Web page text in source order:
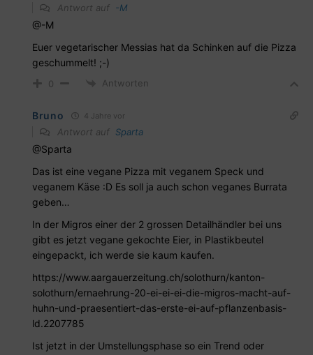
Antwort auf -M
@-M
Euer vegetarischer Messias hat da Schinken auf die Pizza
geschummelt! ;-)
0 Antworten
Bruno 4 Jahre vor
Antwort auf Sparta
@Sparta
Das ist eine vegane Pizza mit veganem Speck und
veganem Käse :D Es soll ja auch schon veganes Burrata
geben…
In der Migros einer der 2 grossen Detailhändler bei uns
gibt es jetzt vegane gekochte Eier, in Plastikbeutel
eingepackt, ich werde sie kaum kaufen.
https://www.aargauerzeitung.ch/solothurn/kanton-
solothurn/ernaehrung-20-ei-ei-ei-die-migros-macht-auf-
huhn-und-praesentiert-das-erste-ei-auf-pflanzenbasis-
ld.2207785
Ist jetzt in der Umstellungsphase so ein Trend oder